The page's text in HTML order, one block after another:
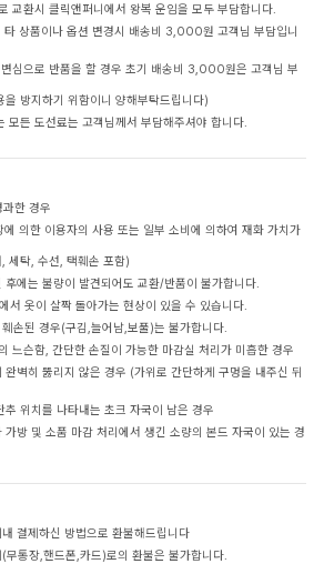
교환시 클릭앤퍼니에서 왕복 운임을 모두 부담합니다.
타 상품이나 옵션 변경시 배송비 3,000원 고객님 부담입니
심으로 반품을 할 경우 초기 배송비 3,000원은 고객님 부
방지하기 위함이니 양해부탁드립니다)
모든 도선료는 고객님께서 부담해주셔야 합니다.
한 경우
의한 이용자의 사용 또는 일부 소비에 의하여 재화 가치가
세탁, 수선, 택훼손 포함)
에는 불량이 발견되어도 교환/반품이 불가합니다.
서 옷이 살짝 돌아가는 현상이 있을 수 있습니다.
손된 경우(구김,늘어남,보풀)는 불가합니다.
느슨함, 간단한 손질이 가능한 마감실 처리가 미흡한 경우
벽히 뚫리지 않은 경우 (가위로 간단하게 구멍을 내주신 뒤
위치를 나타내는 초크 자국이 남은 경우
방 및 소품 마감 처리에서 생긴 소량의 본드 자국이 있는 경
결제하신 방법으로 환불해드립니다
통장,핸드폰,카드)로의 환불은 불가합니다.